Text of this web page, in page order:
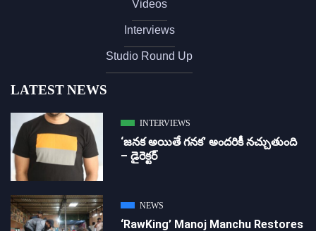
Videos
Interviews
Studio Round Up
LATEST NEWS
INTERVIEWS
‘జ‌న‌క అయితే గ‌న‌క‌’ అందరికీ నచ్చుతుంది
– డైరెక్ట‌ర్
NEWS
‘RawKing’ Manoj Manchu Restores